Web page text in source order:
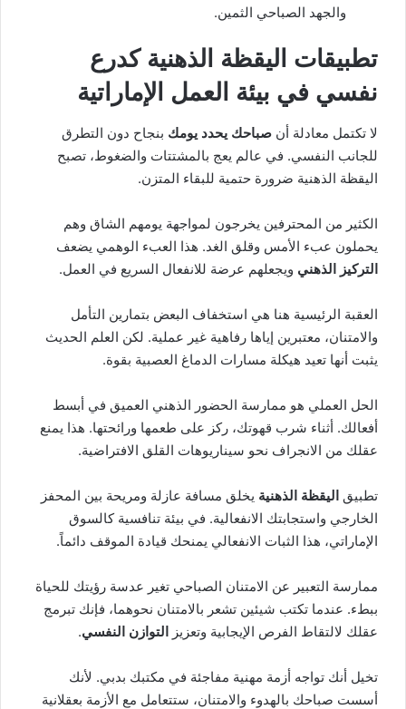
والجهد الصباحي الثمين.
تطبيقات اليقظة الذهنية كدرع
نفسي في بيئة العمل الإماراتية
لا تكتمل معادلة أن صباحك يحدد يومك بنجاح دون التطرق
للجانب النفسي. في عالم يعج بالمشتتات والضغوط، تصبح
اليقظة الذهنية ضرورة حتمية للبقاء المتزن.
الكثير من المحترفين يخرجون لمواجهة يومهم الشاق وهم
يحملون عبء الأمس وقلق الغد. هذا العبء الوهمي يضعف
التركيز الذهني ويجعلهم عرضة للانفعال السريع في العمل.
العقبة الرئيسية هنا هي استخفاف البعض بتمارين التأمل
والامتنان، معتبرين إياها رفاهية غير عملية. لكن العلم الحديث
يثبت أنها تعيد هيكلة مسارات الدماغ العصبية بقوة.
الحل العملي هو ممارسة الحضور الذهني العميق في أبسط
أفعالك. أثناء شرب قهوتك، ركز على طعمها ورائحتها. هذا يمنع
عقلك من الانجراف نحو سيناريوهات القلق الافتراضية.
تطبيق اليقظة الذهنية يخلق مسافة عازلة ومريحة بين المحفز
الخارجي واستجابتك الانفعالية. في بيئة تنافسية كالسوق
الإماراتي، هذا الثبات الانفعالي يمنحك قيادة الموقف دائماً.
ممارسة التعبير عن الامتنان الصباحي تغير عدسة رؤيتك للحياة
ببطء. عندما تكتب شيئين تشعر بالامتنان نحوهما، فإنك تبرمج
عقلك لالتقاط الفرص الإيجابية وتعزيز التوازن النفسي.
تخيل أنك تواجه أزمة مهنية مفاجئة في مكتبك بدبي. لأنك
أسست صباحك بالهدوء والامتنان، ستتعامل مع الأزمة بعقلانية